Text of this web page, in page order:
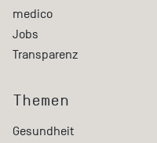
medico
Jobs
Transparenz
Themen
Gesundheit